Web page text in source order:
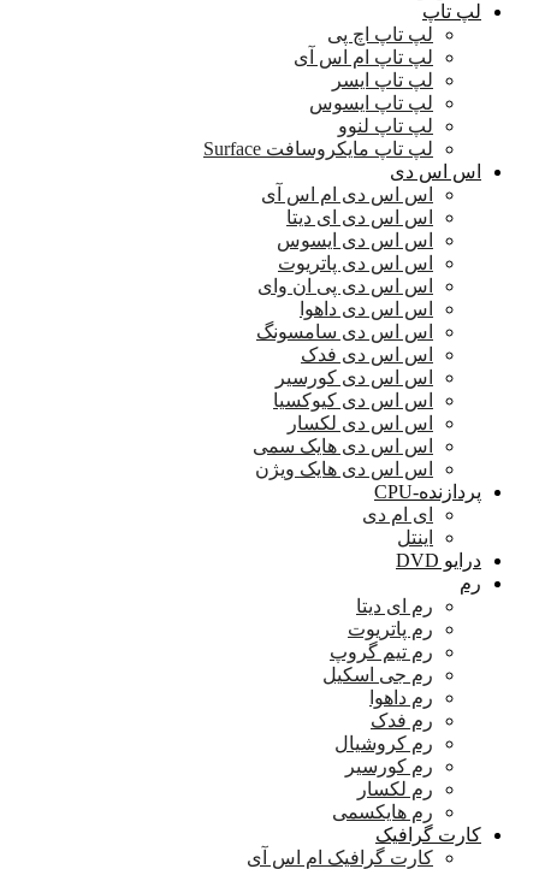
لپ تاپ
لپ تاپ اچ پی
لپ تاپ ام اس آی
لپ تاپ ایسر
لپ تاپ ایسوس
لپ تاپ لنوو
لپ تاپ مایکروسافت Surface
اس اس دی
اس اس دی ام اس آی
اس اس دی ای دیتا
اس اس دی ایسوس
اس اس دی پاتریوت
اس اس دی پی ان وای
اس اس دی داهوا
اس اس دی سامسونگ
اس اس دی فدک
اس اس دی کورسیر
اس اس دی کیوکسیا
اس اس دی لکسار
اس اس دی هایک سمی
اس اس دی هایک ویژن
پردازنده-CPU
ای ام دی
اینتل
درایو DVD
رم
رم ای دیتا
رم پاتریوت
رم تیم گروپ
رم جی اسکیل
رم داهوا
رم فدک
رم کروشیال
رم کورسیر
رم لکسار
رم هایکسمی
کارت گرافیک
کارت گرافیک ام اس آی